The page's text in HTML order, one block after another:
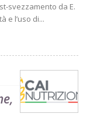
svezzamento da E.
e l’uso di...